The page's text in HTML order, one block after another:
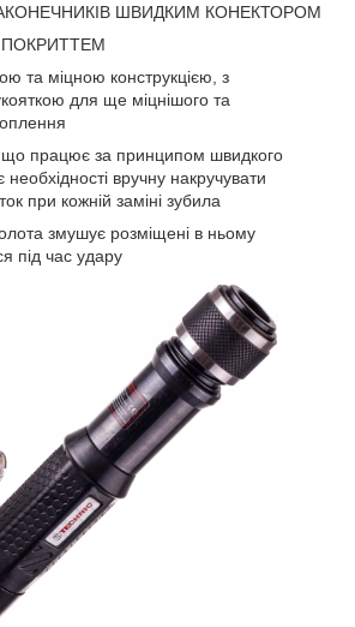
ШВИДКИМ КОНЕКТОРОМ
та міцною конструкцією, з
для ще міцнішого та
що працює за принципом швидкого
вручну накручувати
при кожній заміні зубила
змушує розміщені в ньому
під час удару